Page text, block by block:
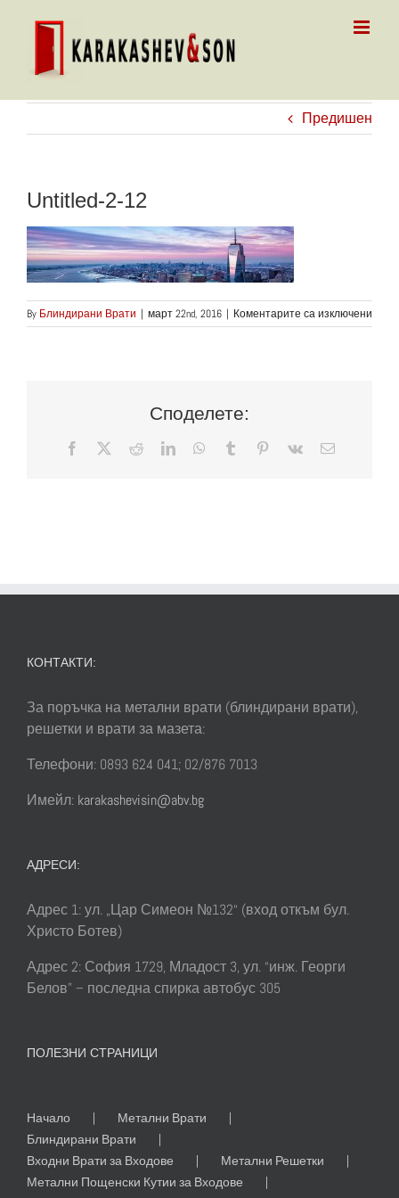
Предишен
Untitled-2-12
By Блиндирани Врати | март 22nd, 2016 | Коментарите са изключени
Споделете:
Facebook RedditLinkedInWhatsApp
Tumblr Pinterest
Vk
КОНТАКТИ:
За поръчка на метални врати (блиндирани врати),
решетки и врати за мазета:
Телефони: 0893 624 041; 02/876 7013
Имейл: karakashevisin@abv.bg
АДРЕСИ:
Адрес 1: ул. „Цар Симеон №132“ (вход откъм бул.
Христо Ботев)
Адрес 2: София 1729, Младост 3, ул. “инж. Георги
Белов” – последна спирка автобус 305
ПОЛЕЗНИ СТРАНИЦИ
Начало
Метални Врати
Блиндирани Врати
Входни Врати за Входове
Метални Решетки
Метални Пощенски Кутии за Входове